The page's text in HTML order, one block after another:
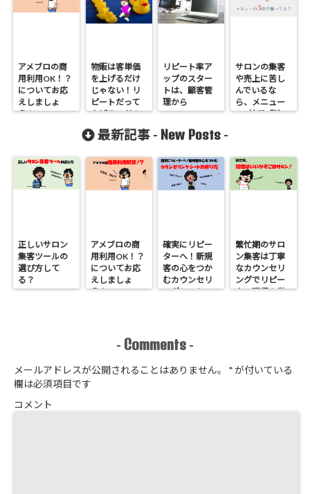
アメブロの商
用利用OK！？
についてお応
えしましょ
う！
物販は客単価
を上げるだけ
じゃない！リ
ピートだって
上げるのだ！
リピート率ア
ップのスター
トは、顧客管
理から
サロンの集客
や売上に苦し
んでいるな
ら、メニュー
の3拍子「絞っ
みよう！
最新記事 - New Posts -
正しいサロン
集客ツールの
選び方して
る？
アメブロの商
用利用OK！？
についてお応
えしましょ
う！
確実にリピー
ターへ！新規
客の心をつか
むカウンセリ
ングシートの
繁忙期のサロ
ン集客は丁寧
なカウンセリ
ングでリピー
ター獲得！覚
- Comments -
メールアドレスが公開されることはありません。 *が付いている
欄は必須項目です
コメント